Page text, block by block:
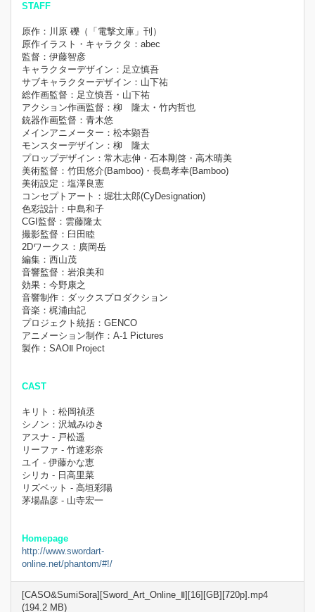
STAFF
原作：川原 礫（「電撃文庫」刊）
原作イラスト・キャラクタ：abec
監督：伊藤智彦
キャラクターデザイン：足立慎吾
サブキャラクターデザイン：山下祐
総作画監督：足立慎吾・山下祐
アクション作画監督：柳 隆太・竹内哲也
銃器作画監督：青木悠
メインアニメーター：松本顕吾
モンスターデザイン：柳 隆太
プロップデザイン：常木志伸・石本剛啓・高木晴美
美術監督：竹田悠介(Bamboo)・長島孝幸(Bamboo)
美術設定：塩澤良憲
コンセプトアート：堀壮太郎(CyDesignation)
色彩設計：中島和子
CGI監督：雲藤隆太
撮影監督：臼田睦
2Dワークス：廣岡岳
編集：西山茂
音響監督：岩浪美和
効果：今野康之
音響制作：ダックスプロダクション
音楽：梶浦由記
プロジェクト統括：GENCO
アニメーション制作：A-1 Pictures
製作：SAOⅡ Project
CAST
キリト：松岡禎丞
シノン：沢城みゆき
アスナ - 戸松遥
リーファ - 竹達彩奈
ユイ - 伊藤かな恵
シリカ - 日高里菜
リズベット - 高垣彩陽
茅場晶彦 - 山寺宏一
Homepage
http://www.swordart-
online.net/phantom/#!/
[CASO&SumiSora][Sword_Art_Online_Ⅱ][16][GB][720p].mp4
(194.2 MB)